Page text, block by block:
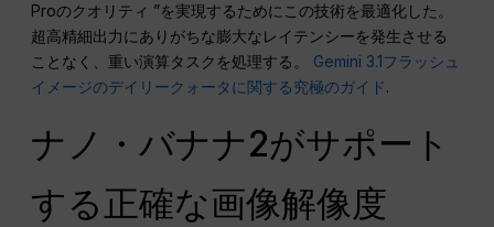
Proのクオリティ ”を実現するためにこの技術を最適化した。
超高精細出力にありがちな膨大なレイテンシーを発生させる
ことなく、重い演算タスクを処理する。 Gemini 3.1フラッシュ
イメージのデイリークォータに関する究極のガイド.
ナノ・バナナ2がサポート
する正確な画像解像度